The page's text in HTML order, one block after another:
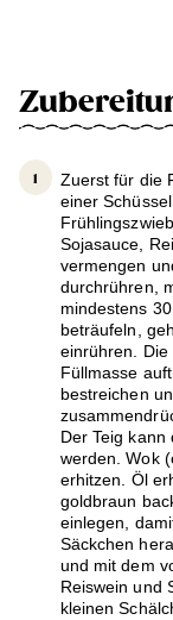
Zuerst für die
einer
Sojasauce,
vermengen
durchrühren,
mindestens
beträufeln,
einrühren. Die
Füllmasse
bestreichen
Der Teig
werden. Wok
erhitzen. Öl
goldbraun
einlegen,
Säckchen
und mit dem
Reiswein und
kleinen